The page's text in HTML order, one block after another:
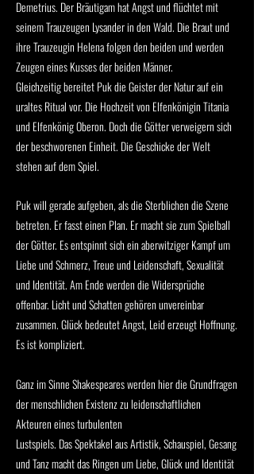
Demetrius. Der Bräutigam hat Angst und flüchtet mit
seinem Trauzeugen Lysander in den Wald. Die Braut und
ihre Trauzeugin Helena folgen den beiden und werden
Zeugen eines Kusses der beiden Männer.
Gleichzeitig bereitet Puk die Geister der Natur auf ein
uraltes Ritual vor. Die Hochzeit von Elfenkönigin Titania
und Elfenkönig Oberon. Doch die Götter verweigern sich
der beschworenen Einheit. Die Geschicke der Welt
stehen auf dem Spiel.
Puk will gerade aufgeben, als die Sterblichen die Szene
betreten. Er fasst einen Plan. Er macht sie zum Spielball
der Götter. Es entspinnt sich ein aberwitziger Kampf um
Liebe und Schmerz, Treue und Leidenschaft, Sexualität
und Identität. Am Ende werden die Widersprüche
offenbar. Licht und Schatten gehören unvereinbar
zusammen. Glück bedeutet Angst, Leid erzeugt Hoffnung.
Es ist kompliziert.
Ganz im Sinne Shakespeares werden hier die Grundfragen
der menschlichen Existenz zu leidenschaftlichen
Akteuren eines turbulenten
Lustspiels. Das Spektakel aus Artistik, Schauspiel, Gesang
und Tanz macht das Ringen um Liebe, Glück und Identität